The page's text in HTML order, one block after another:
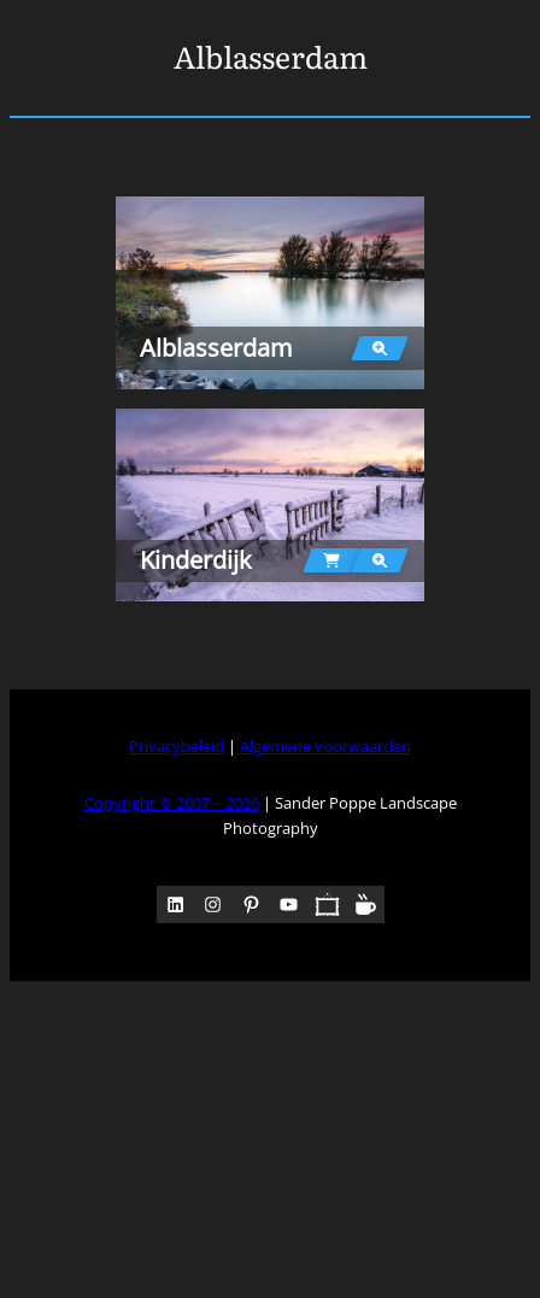
Alblasserdam
Alblasserdam
Kinderdijk
Privacybeleid | Algemene voorwaarden
Copyright © 2007 – 2026| Sander Poppe Landscape
Photography
LinkedIn Instagram Pinterest YouTube Pocket Medium